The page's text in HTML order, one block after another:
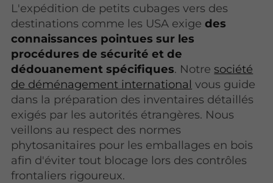
L'expédition de petits cubages vers des
destinations comme les USA exigedes
connaissances pointues sur les
procédures de sécurité et de
dédouanement spécifiques. Notresociété
de déménagement international vous guide
dans la préparation des inventaires détaillés
exigés par les autorités étrangères. Nous
veillons au respect des normes
phytosanitaires pour les emballages en bois
afin d'éviter tout blocage lors des contrôles
frontaliers rigoureux.